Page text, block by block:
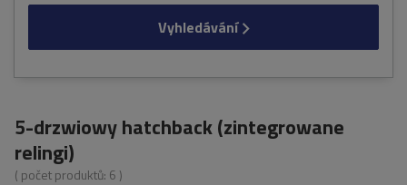
Vyhledávání
5-drzwiowy hatchback (zintegrowane
relingi)
( počet produktů: 6 )